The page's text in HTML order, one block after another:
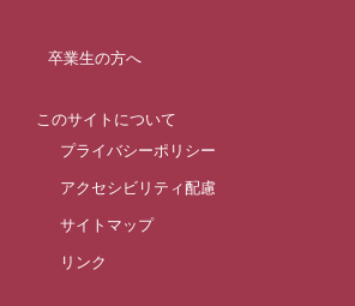
卒業生の方へ
このサイトについて
プライバシーポリシー
アクセシビリティ配慮
サイトマップ
リンク